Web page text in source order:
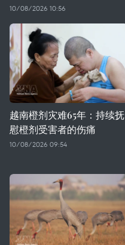
10/08/2026 10:56
越南橙剂灾难65年：持续抚
慰橙剂受害者的伤痛
10/08/2026 09:54